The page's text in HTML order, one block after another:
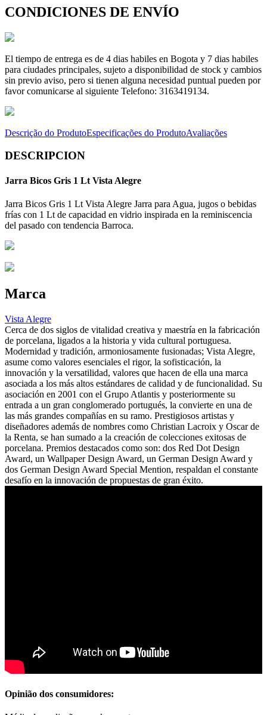
CONDICIONES DE ENVÍO
El tiempo de entrega es de 4 dias habiles en Bogota y 7 dias habiles
para ciudades principales, sujeto a disponibilidad de stock y cambios
sin previo aviso, pero si tienen alguna necesidad puntual pueden por
favor comunicarse al siguiente Telefono: 3163419134.
Descrição do ProdutoEspecificações do ProdutoAvaliações
DESCRIPCION
Jarra Bicos Gris 1 Lt Vista Alegre
Jarra Bicos Gris 1 Lt Vista Alegre Jarra para Agua, jugos o bebidas
frías con 1 Lt de capacidad en vidrio inspirada en la reminiscencia
del pasado con tendencia Barroca.
Marca
Vista Alegre
Cerca de dos siglos de vitalidad creativa y maestría en la fabricación
de porcelana, ligados a la historia y vida cultural portuguesa.
Modernidad y tradición, armoniosamente fusionadas; Vista Alegre,
asume como valores esenciales el rigor, la sofisticación, la
innovación y la versatilidad, valores que hacen de ella una marca
asociada a los más altos estándares de calidad y de funcionalidad. Su
asociación en 2001 con el Grupo Atlantis y posteriormente su
entrada a un gran conglomerado portugués, la convierte en una de
las más grandes compañías en su ramo. Prestigiosos artistas y
diseñadores además de nombres como Christian Lacroix y Oscar de
la Renta, se han sumado a la creación de colecciones exitosas de
porcelana. Premios destacados como son: dos Red Dot Design
Award, un Wallpaper Design Award, un German Design Award y
dos German Design Award Special Mention, respaldan el constante
desafío en la innovación de propuestas de gran éxito.
Opinião dos consumidores: